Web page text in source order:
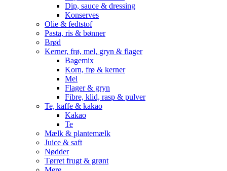
Dip, sauce & dressing
Konserves
Olie & fedtstof
Pasta, ris & bønner
Brød
Kerner, frø, mel, gryn & flager
Bagemix
Korn, frø & kerner
Mel
Flager & gryn
Fibre, klid, rasp & pulver
Te, kaffe & kakao
Kakao
Te
Mælk & plantemælk
Juice & saft
Nødder
Tørret frugt & grønt